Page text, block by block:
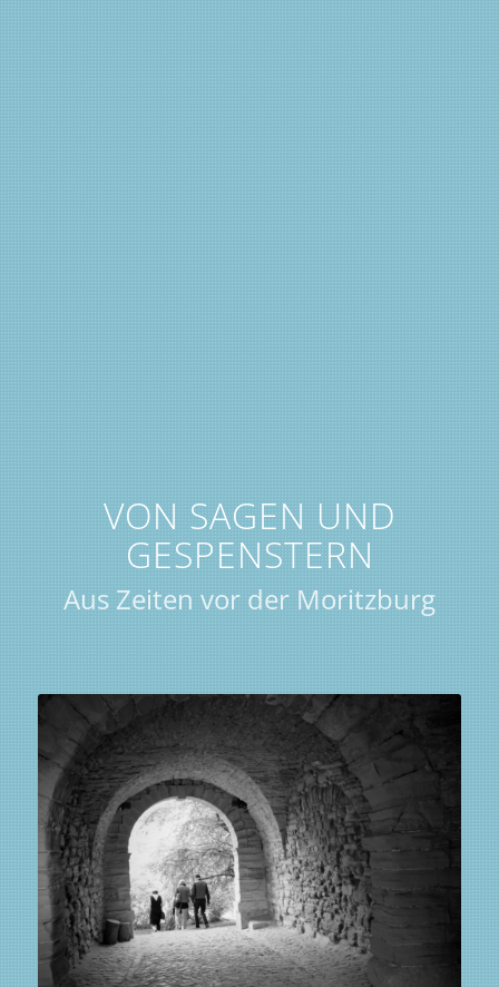
VON SAGEN UND
GESPENSTERN
Aus Zeiten vor der Moritzburg